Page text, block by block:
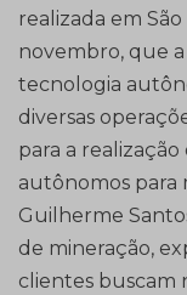
realizada em
novembro, que
tecnologia
diversas
para a
autônomos para
Guilherme
de mineração,
clientes buscam